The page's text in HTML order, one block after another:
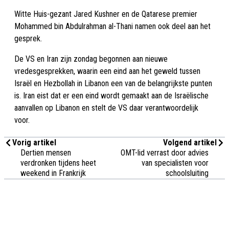
Witte Huis-gezant Jared Kushner en de Qatarese premier
Mohammed bin Abdulrahman al-Thani namen ook deel aan het
gesprek.
De VS en Iran zijn zondag begonnen aan nieuwe
vredesgesprekken, waarin een eind aan het geweld tussen
Israël en Hezbollah in Libanon een van de belangrijkste punten
is. Iran eist dat er een eind wordt gemaakt aan de Israëlische
aanvallen op Libanon en stelt de VS daar verantwoordelijk
voor.
Vorig artikel
Dertien mensen
verdronken tijdens heet
weekend in Frankrijk
Volgend artikel
OMT-lid verrast door advies
van specialisten voor
schoolsluiting